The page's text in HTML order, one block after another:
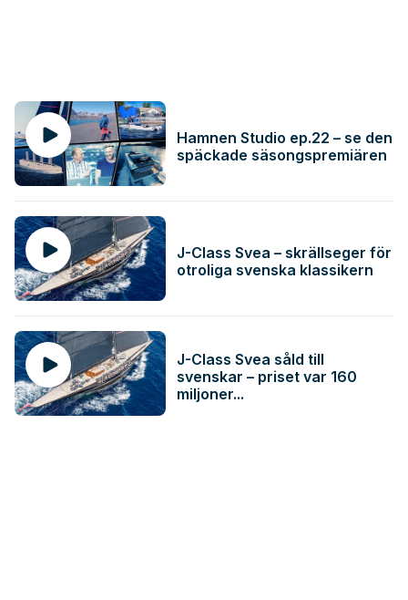
Hamnen Studio ep.22 – se den
späckade säsongspremiären
J-Class Svea – skrällseger för
otroliga svenska klassikern
J-Class Svea såld till
svenskar – priset var 160
miljoner...